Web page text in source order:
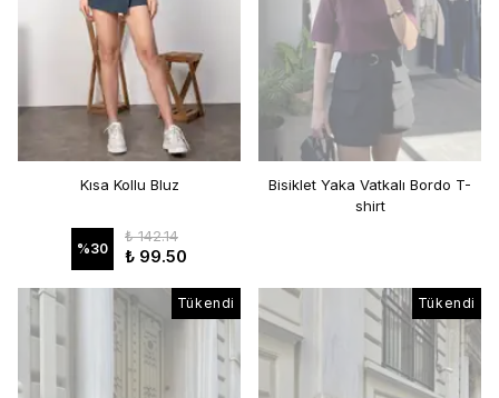
Kısa Kollu Bluz
%30
₺ 142.14
₺ 99.50
Bisiklet Yaka Vatkalı Bordo T-
shirt
Tükendi Tükendi